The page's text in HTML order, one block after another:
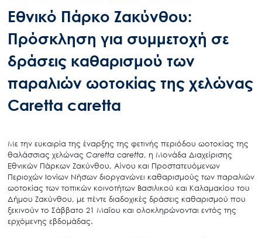
Εθνικό Πάρκο Ζακύνθου:
Πρόσκληση για συμμετοχή σε
δράσεις καθαρισμού των
παραλιών ωοτοκίας της χελώνας
Caretta caretta
Με την ευκαιρία της έναρξης της φετινής περιόδου ωοτοκίας της
θαλάσσιας χελώνας Caretta caretta, η Μονάδα Διαχείρισης
Εθνικών Πάρκων Ζακύνθου, Αίνου και Προστατευόμενων
Περιοχών Ιονίων Νήσων διοργανώνει καθαρισμούς των παραλιών
ωοτοκίας των τοπικών κοινοτήτων Βασιλικού και Καλαμακίου του
Δήμου Ζακύνθου, με πέντε διαδοχικές δράσεις καθαρισμού που
ξεκινούν το Σάββατο 21 Μαΐου και ολοκληρώνονται εντός της
ερχόμενης εβδομάδας.